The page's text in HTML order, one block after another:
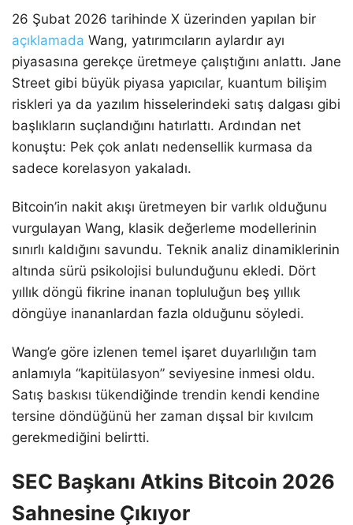
26 Şubat 2026 tarihinde X üzerinden yapılan bir
açıklamada Wang, yatırımcıların aylardır ayı
piyasasına gerekçe üretmeye çalıştığını anlattı. Jane
Street gibi büyük piyasa yapıcılar, kuantum bilişim
riskleri ya da yazılım hisselerindeki satış dalgası gibi
başlıkların suçlandığını hatırlattı. Ardından net
konuştu: Pek çok anlatı nedensellik kurmasa da
sadece korelasyon yakaladı.
Bitcoin’in nakit akışı üretmeyen bir varlık olduğunu
vurgulayan Wang, klasik değerleme modellerinin
sınırlı kaldığını savundu. Teknik analiz dinamiklerinin
altında sürü psikolojisi bulunduğunu ekledi. Dört
yıllık döngü fikrine inanan topluluğun beş yıllık
döngüye inananlardan fazla olduğunu söyledi.
Wang’e göre izlenen temel işaret duyarlılığın tam
anlamıyla “kapitülasyon” seviyesine inmesi oldu.
Satış baskısı tükendiğinde trendin kendi kendine
tersine döndüğünü her zaman dışsal bir kıvılcım
gerekmediğini belirtti.
SEC Başkanı Atkins Bitcoin 2026
Sahnesine Çıkıyor